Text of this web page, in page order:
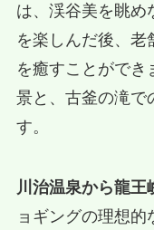
は、渓谷美を眺め
を楽しんだ後、老
を癒すことができ
景と、古釜の滝で
す。
川治温泉から龍王
ョギングの理想